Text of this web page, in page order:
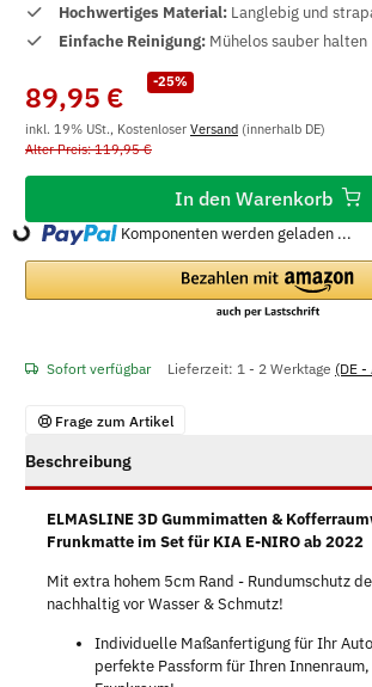
Hochwertiges Material: Langlebig und
Einfache Reinigung: Mühelos sauber halten
-25%
89,95 €
inkl. 19% USt., Kostenloser Versand (innerhalb DE)
Alter Preis: 119,95 €
In den Warenkorb
Loading... Komponenten werden geladen ...
Sofort verfügbar Lieferzeit: 1 - 2 Werktage (DE
Frage zum Artikel
Beschreibung
ELMASLINE 3D Gummimatten &
Frunkmatte im Set für KIA E-NIRO ab 2022
Mit extra hohem 5cm Rand - Rundumschutz
nachhaltig vor Wasser & Schmutz!
Individuelle Maßanfertigung für Ihr
perfekte Passform für Ihren